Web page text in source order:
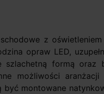
z
opraw LED,
szlachetną formą
możliwości
być montowane